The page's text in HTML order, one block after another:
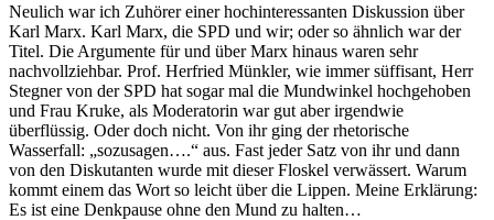
Neulich war ich Zuhörer einer hochinteressanten Diskussion über
Karl Marx. Karl Marx, die SPD und wir; oder so ähnlich war der
Titel. Die Argumente für und über Marx hinaus waren sehr
nachvollziehbar. Prof. Herfried Münkler, wie immer süffisant, Herr
Stegner von der SPD hat sogar mal die Mundwinkel hochgehoben
und Frau Kruke, als Moderatorin war gut aber irgendwie
überflüssig. Oder doch nicht. Von ihr ging der rhetorische
Wasserfall: „sozusagen….“ aus. Fast jeder Satz von ihr und dann
von den Diskutanten wurde mit dieser Floskel verwässert. Warum
kommt einem das Wort so leicht über die Lippen. Meine Erklärung:
Es ist eine Denkpause ohne den Mund zu halten…